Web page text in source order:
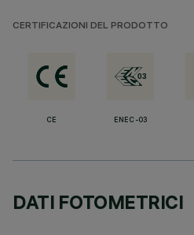
CERTIFICAZIONI DEL PRODOTTO
CE ENEC-03
DATI FOTOMETRICI